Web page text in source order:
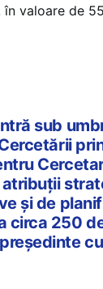
valoare de
sub
și de
circa 250